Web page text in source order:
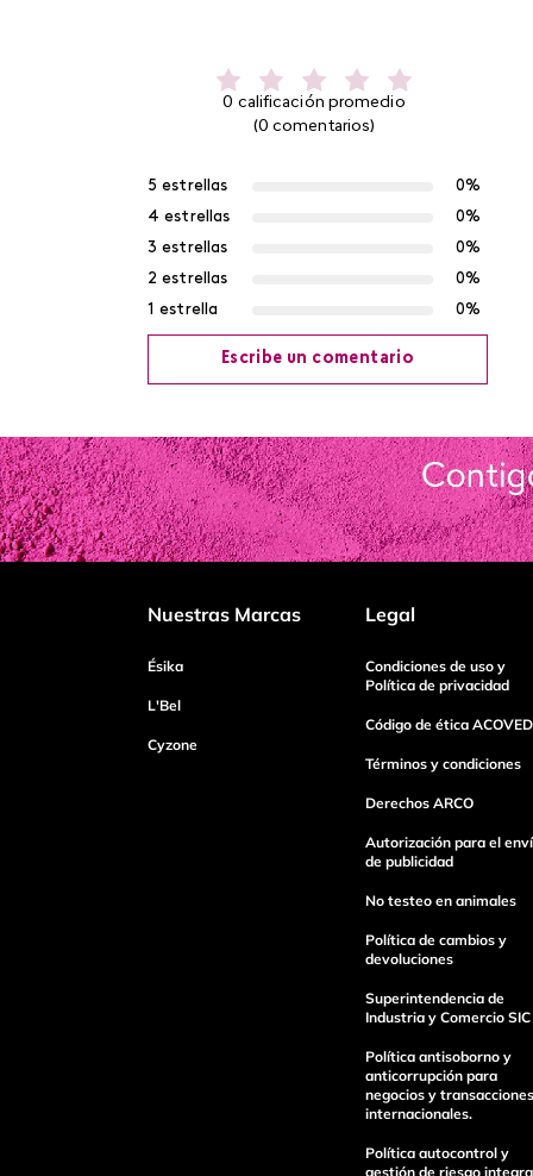
0 calificación promedio
(0 comentarios)
5 estrellas
0%
4 estrellas
0%
3 estrellas
0%
2 estrellas
0%
1 estrella
0%
Escribe un comentario
Agregar comentario
Título
Tu nombre
Dirección de email
enviar comentario
Nuestras Marcas
Ésika
L'Bel
Cyzone
Legal
Condiciones de uso y
Política de privacidad
Código de ética
Términos y condiciones
Derechos ARCO
Autorización para el
de publicidad
No testeo en animales
Política de cambios y
devoluciones
Superintendencia de
Industria y Comercio SIC
Política antisoborno y
anticorrupción para
negocios y transacciones
internacionales.
Política autocontrol y
gestión de riesgo